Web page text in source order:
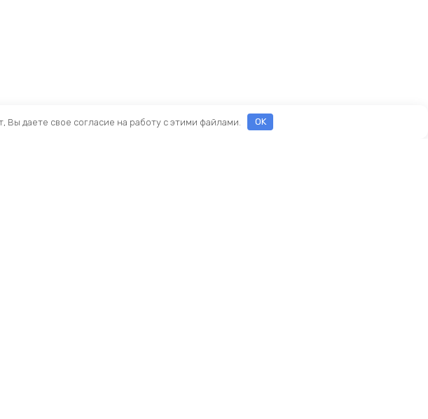
Вы даете свое согласие на работу с этими файлами. OK